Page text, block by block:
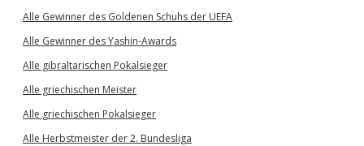
Alle Gewinner des Goldenen Schuhs der UEFA
Alle Gewinner des Yashin-Awards
Alle gibraltarischen Pokalsieger
Alle griechischen Meister
Alle griechischen Pokalsieger
Alle Herbstmeister der 2. Bundesliga